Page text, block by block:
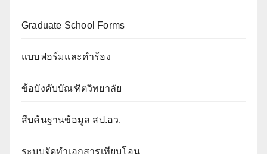
Graduate School Forms
แบบฟอร์มและคำร้อง
ข้อบังคับบัณฑิตวิทยาลัย
สืบค้นฐานข้อมูล สป.อว.
ระบบจัดทำเอกสารเทียบโอน